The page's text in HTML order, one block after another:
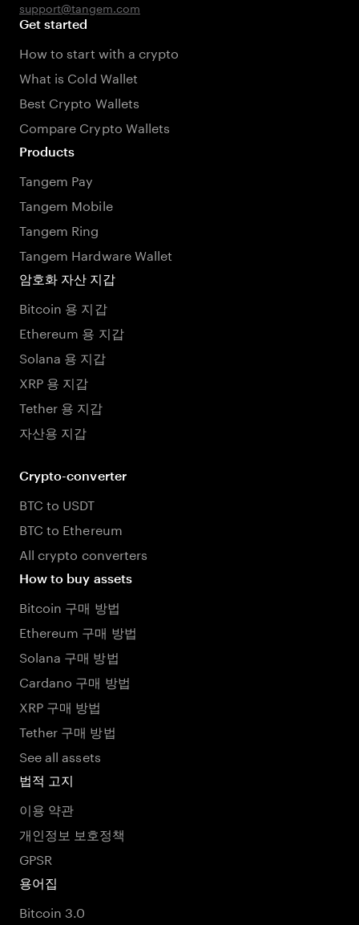
support@tangem.com
Get started
How to start with a crypto
What is Cold Wallet
Best Crypto Wallets
Compare Crypto Wallets
Products
Tangem Pay
Tangem Mobile
Tangem Ring
Tangem Hardware Wallet
암호화 자산 지갑
Bitcoin 용 지갑
Ethereum 용 지갑
Solana 용 지갑
XRP 용 지갑
Tether 용 지갑
자산용 지갑
Crypto-converter
BTC to USDT
BTC to Ethereum
All crypto converters
How to buy assets
Bitcoin 구매 방법
Ethereum 구매 방법
Solana 구매 방법
Cardano 구매 방법
XRP 구매 방법
Tether 구매 방법
See all assets
법적 고지
이용 약관
개인정보 보호정책
GPSR
용어집
Bitcoin 3.0